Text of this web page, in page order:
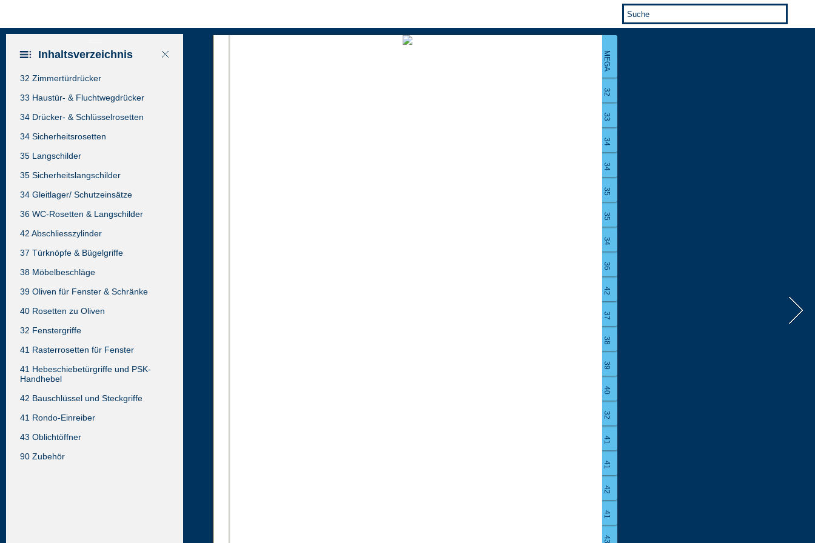
MEGA
32
33
34
34
35
35
34
36
42
37
38
39
40
32
41
41
42
41
43
Inhaltsverzeichnis
32 Zimmertürdrücker
33 Haustür- & Fluchtwegdrücker
34 Drücker- & Schlüsselrosetten
34 Sicherheitsrosetten
35 Langschilder
35 Sicherheitslangschilder
34 Gleitlager/ Schutzeinsätze
36 WC-Rosetten & Langschilder
42 Abschliesszylinder
37 Türknöpfe & Bügelgriffe
38 Möbelbeschläge
39 Oliven für Fenster & Schränke
40 Rosetten zu Oliven
32 Fenstergriffe
41 Rasterrosetten für Fenster
41 Hebeschiebetürgriffe und PSK-
Handhebel
42 Bauschlüssel und Steckgriffe
41 Rondo-Einreiber
43 Oblichtöffner
90 Zubehör